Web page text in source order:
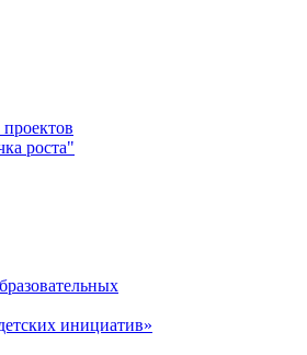
роста"
инициатив»